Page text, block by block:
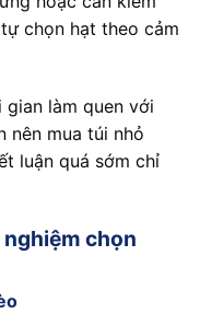
chọn hạt theo cảm
làm quen với
nên mua túi nhỏ
luận quá sớm chỉ
chọn